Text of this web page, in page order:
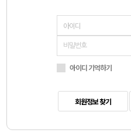
아이디 기억하기
회원정보 찾기